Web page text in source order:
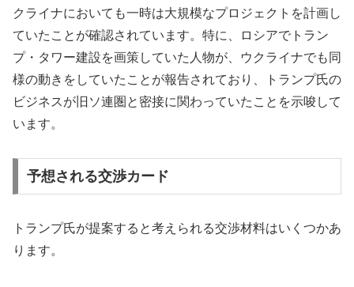
クライナにおいても一時は大規模なプロジェクトを計画し
ていたことが確認されています。特に、ロシアでトラン
プ・タワー建設を画策していた人物が、ウクライナでも同
様の動きをしていたことが報告されており、トランプ氏の
ビジネスが旧ソ連圏と密接に関わっていたことを示唆して
います。
予想される交渉カード
トランプ氏が提案すると考えられる交渉材料はいくつかあ
ります。